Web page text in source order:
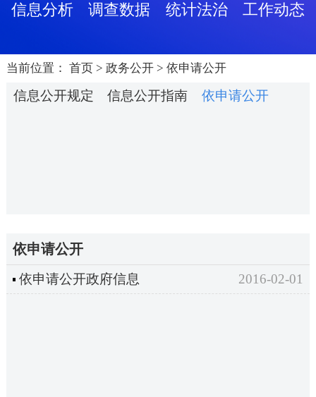
信息分析 调查数据 统计法治 工作动态
当前位置： 首页 > 政务公开 > 依申请公开
信息公开规定 信息公开指南 依申请公开
依申请公开
依申请公开政府信息 2016-02-01